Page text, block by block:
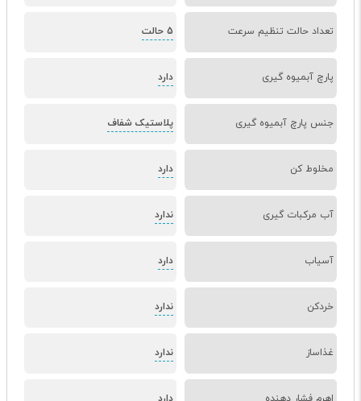
تعداد حالت تنظیم سرعت 5 حالت
پارچ آبمیوه گیری دارد
جنس پارچ آبمیوه گیری پلاستیک شفاف
مخلوط کن دارد
آب مرکبات گیری ندارد
آسیاب دارد
خردکن ندارد
غذاساز ندارد